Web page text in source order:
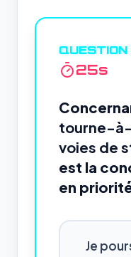
24s
tourne-
voies de
est la
en
Je